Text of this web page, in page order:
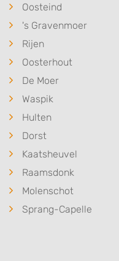
Oosteind
's Gravenmoer
Rijen
Oosterhout
De Moer
Waspik
Hulten
Dorst
Kaatsheuvel
Raamsdonk
Molenschot
Sprang-Capelle